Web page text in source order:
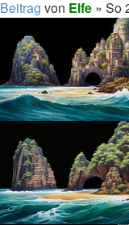
Beitrag von Elfe » So